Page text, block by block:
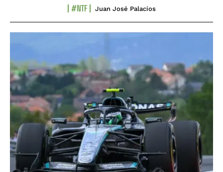
#NTF Juan José Palacios